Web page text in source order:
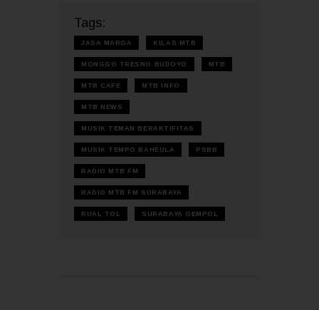
Tags:
JASA MARGA KILAS MTB
MONGGO TRESNO BUDOYO MTB
MTB CAFE MTB INFO
MTB NEWS
MUSIK TEMAN BERAKTIFITAS
MUSIK TEMPO BAHEULA PSBB
RADIO MTB FM
RADIO MTB FM SURABAYA
RUAL TOL SURABAYA GEMPOL